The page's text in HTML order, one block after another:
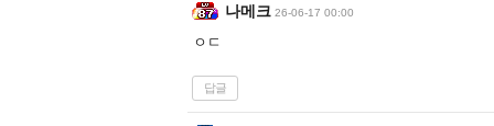
나메크 26-06-17 00:00
ㅇㄷ
답글